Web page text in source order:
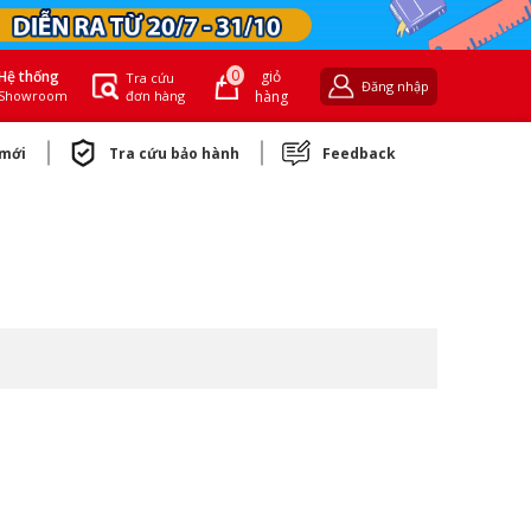
thống
Tra cứu
đơn hàng
0
giỏ
hàng
Đăng nhập
Tra cứu bảo hành Feedback